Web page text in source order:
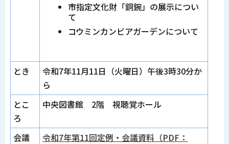
市指定文化財「銅鋺」の展示につい
て
コウミンカンビアガーデンについて
とき
令和7年11月11日（火曜日）午後3時30分か
ら
とこ
ろ
中央図書館 2階 視聴覚ホール
会議
令和7年第11回定例・会議資料（PDF：